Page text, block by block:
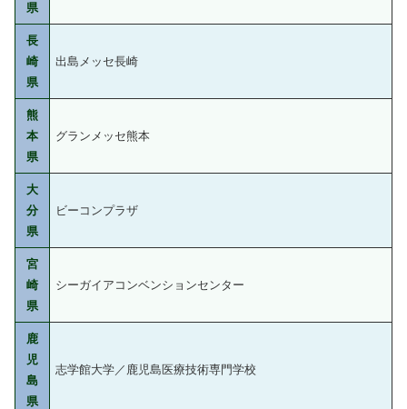
県
長
崎
県
出島メッセ長崎
熊
本
県
グランメッセ熊本
大
分
県
ビーコンプラザ
宮
崎
県
シーガイアコンベンションセンター
鹿
児
島
県
志学館大学／鹿児島医療技術専門学校